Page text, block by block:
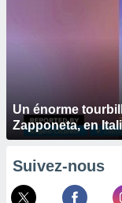
Un énorme
Zapponeta, en
Suivez-nous